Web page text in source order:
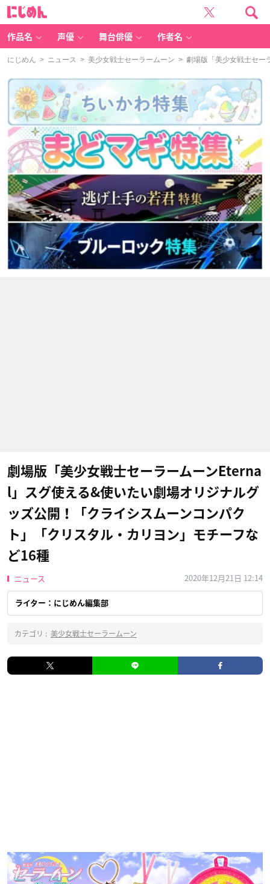
作品名 声優 舞台俳優 作者名
にじめん > ニュース > 美少女戦士セーラームーン > 劇場版「美少女戦士セー
劇場版「美少女戦士セーラームーンEterna
l」スグ使える&使いたい劇場オリジナルグ
ッズ公開！「クライシスムーンコンパク
ト」「クリスタル・カリヨン」モチーフな
ど16種
ニュース 2020年12月21日 12:14
ライター：にじめん編集部
カテゴリ : 美少女戦士セーラームーン